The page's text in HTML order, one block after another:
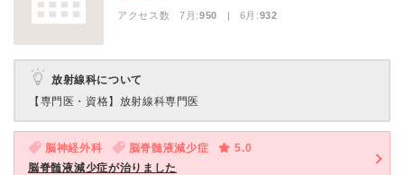
アクセス数 7月:950 | 6月:932
放射線科について
【専門医・資格】 放射線科専門医
脳神経外科 脳脊髄液減少症
5.0
脳脊髄液減少症が治りました